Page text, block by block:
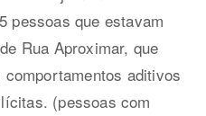
pessoas que estavam
Rua Aproximar, que
aditivos
(pessoas com